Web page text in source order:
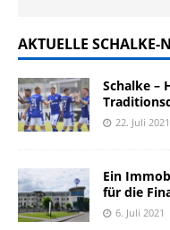
AKTUELLE SCHALKE-
Schalke –
22. Juli 2021
Ein
für die
6. Juli 2021